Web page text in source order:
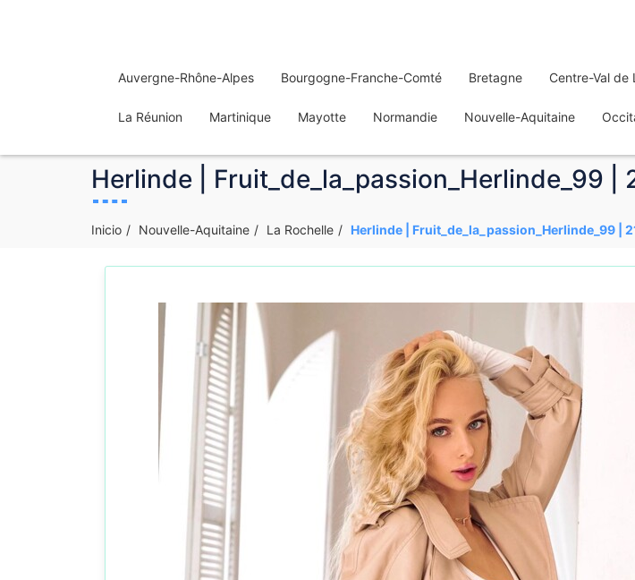
Auvergne-Rhône-Alpes Bourgogne-Franche-Comté Bretagne Centre-Val de
La Réunion Martinique Mayotte Normandie Nouvelle-Aquitaine
Herlinde | Fruit_de_la_passion_Herlinde_99
Inicio Nouvelle-Aquitaine La Rochelle Herlinde | Fruit_de_la_passion_Herlinde_99 |